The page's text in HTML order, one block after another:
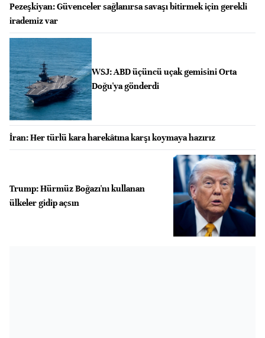
Pezeşkiyan: Güvenceler sağlanırsa savaşı bitirmek için gerekli
irademiz var
WSJ: ABD üçüncü uçak gemisini Orta
Doğu'ya gönderdi
İran: Her türlü kara harekâtına karşı koymaya hazırız
Trump: Hürmüz Boğazı'nı kullanan
ülkeler gidip açsın